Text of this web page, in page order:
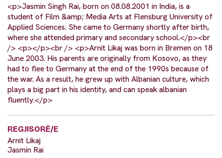
<p>Jasmin Singh Rai, born on 08.08.2001 in India, is a
student of Film &amp; Media Arts at Flensburg University of
Applied Sciences. She came to Germany shortly after birth,
where she attended primary and secondary school.</p><br
/> <p></p><br /> <p>Arnit Likaj was born in Bremen on 18
June 2003. His parents are originally from Kosovo, as they
had to flee to Germany at the end of the 1990s because of
the war. As a result, he grew up with Albanian culture, which
plays a big part in his identity, and can speak albanian
fluently.</p>
REGJISORË/E
Arnit Likaj
Jasmin Rai